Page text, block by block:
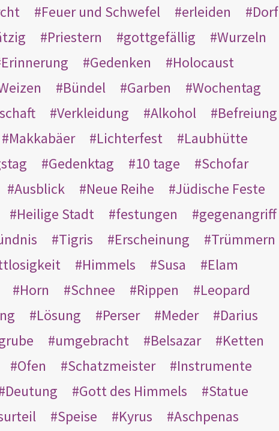
Feuer und Schwefel erleiden
Dorf
Priestern gottgefällig
Wurzeln
Erinnerung Gedenken
Holocaust
Bündel Garben
Wochentag
Verkleidung Alkohol
Befreiung
Makkabäer Lichterfest
Laubhütte
Gedenktag 10 tage
Schofar
Ausblick Neue Reihe
Jüdische Feste
Heilige Stadt festungen
gegenangriff
Tigris Erscheinung
Trümmern
Himmels Susa
Elam
Horn Schnee Rippen
Leopard
Lösung Perser Meder
Darius
umgebracht Belsazar
Ketten
Ofen Schatzmeister
Instrumente
Deutung Gott des Himmels
Statue
Speise Kyrus
Aschpenas